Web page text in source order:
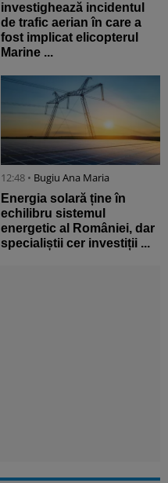
investighează incidentul
de trafic aerian în care a
fost implicat elicopterul
Marine ...
12:48 • Bugiu ⁠Ana Maria
Energia solară ține în
echilibru sistemul
energetic al României, dar
specialiștii cer investiții ...